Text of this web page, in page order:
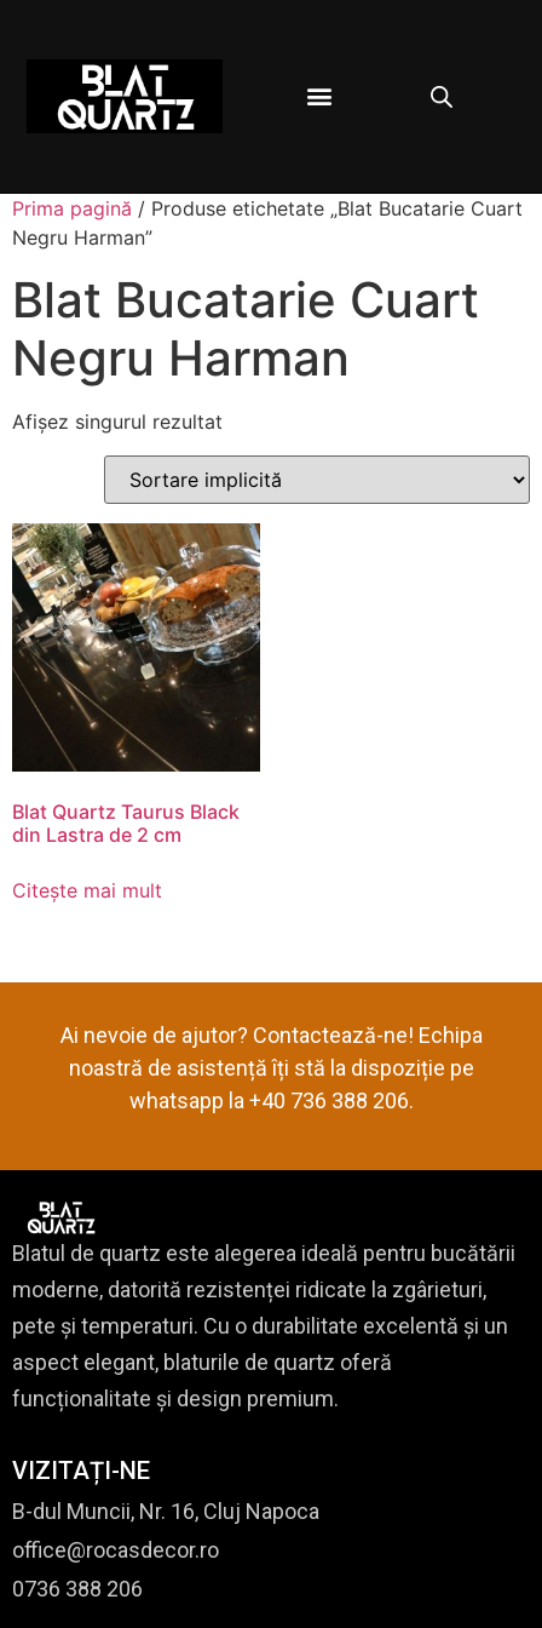
Prima pagină / Produse etichetate „Blat Bucatarie Cuart
Negru Harman”
Blat Bucatarie Cuart
Negru Harman
Afișez singurul rezultat
Blat Quartz Taurus Black
din Lastra de 2 cm
Citește mai mult
Ai nevoie de ajutor? Contactează-ne! Echipa
noastră de asistență îți stă la dispoziție pe
whatsapp la +40 736 388 206.
Blatul de quartz este alegerea ideală pentru bucătării
moderne, datorită rezistenței ridicate la zgârieturi,
pete și temperaturi. Cu o durabilitate excelentă și un
aspect elegant, blaturile de quartz oferă
funcționalitate și design premium.
VIZITAȚI-NE
B-dul Muncii, Nr. 16, Cluj Napoca
office@rocasdecor.ro
0736 388 206